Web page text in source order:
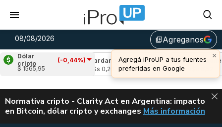
08/08/2026 library_addAgreganos
×
Agregá iProUP a tus fuentes
preferidas en Google
Dólar
cripto
(-0,44%)
$ 1565,95
(0,60%)
Cardano (-1,48%)
u$s 0,20
Avalanche
u$s 6,52
ALERTA
Normativa cripto - Clarity Act en Argentina: impacto
en Bitcoin, dólar cripto y exchanges CLARITY ACT EN
Más información